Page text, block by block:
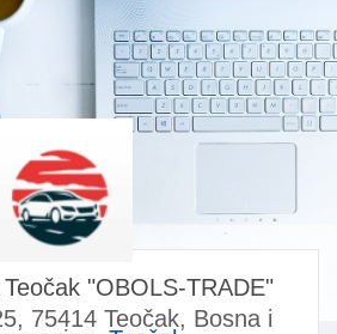
"OBOLS-TRADE"
75414 Teočak, Bosna i